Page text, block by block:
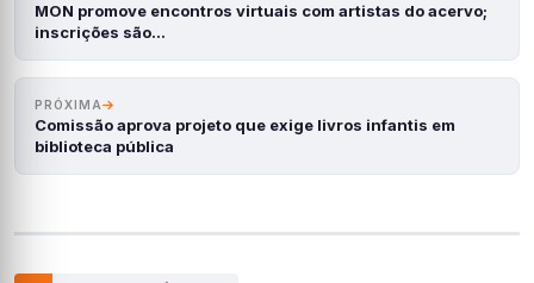
MON promove encontros virtuais com artistas do acervo;
inscrições são…
PRÓXIMA
Comissão aprova projeto que exige livros infantis em
biblioteca pública